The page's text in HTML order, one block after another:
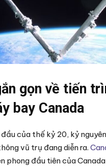
gọn về tiến
bay Canada
đầu của thế kỷ 20, kỷ
vũ trụ đang diễn ra.
phong đầu tiên của